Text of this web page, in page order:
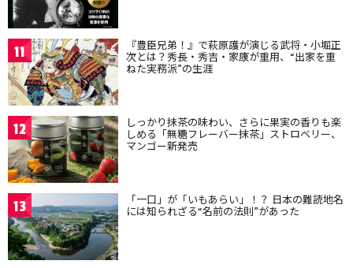
11 『豊臣兄弟！』で萩原護が演じる武将・小堀正
次とは？秀長・秀吉・家康が重用、“出家を重
ねた実務派”の生涯
12 しっかり抹茶の味わい、さらに果実の香りも楽
しめる「無糖フレーバー抹茶」ストロベリー、
マンゴー新発売
13 「一口」が「いもあらい」！？ 日本の難読地名
には知られざる“名前の法則”があった